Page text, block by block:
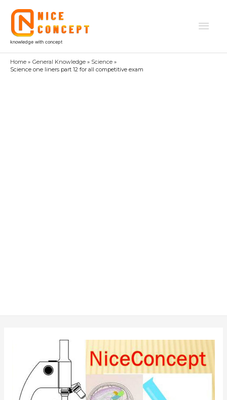
content
knowledge with concept
Home General Knowledge
Science
Science one liners part 12 for all competitive exam